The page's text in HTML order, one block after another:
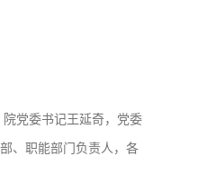
党委书记王延奇，党委
、职能部门负责人，各